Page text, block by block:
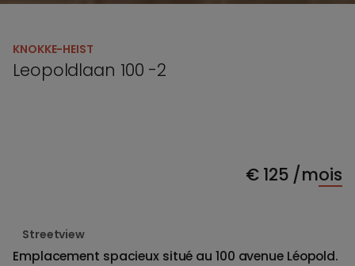
KNOKKE-HEIST
Leopoldlaan 100 -2
€125 /mois
Streetview
Emplacement spacieux situé au 100 avenue Léopold.